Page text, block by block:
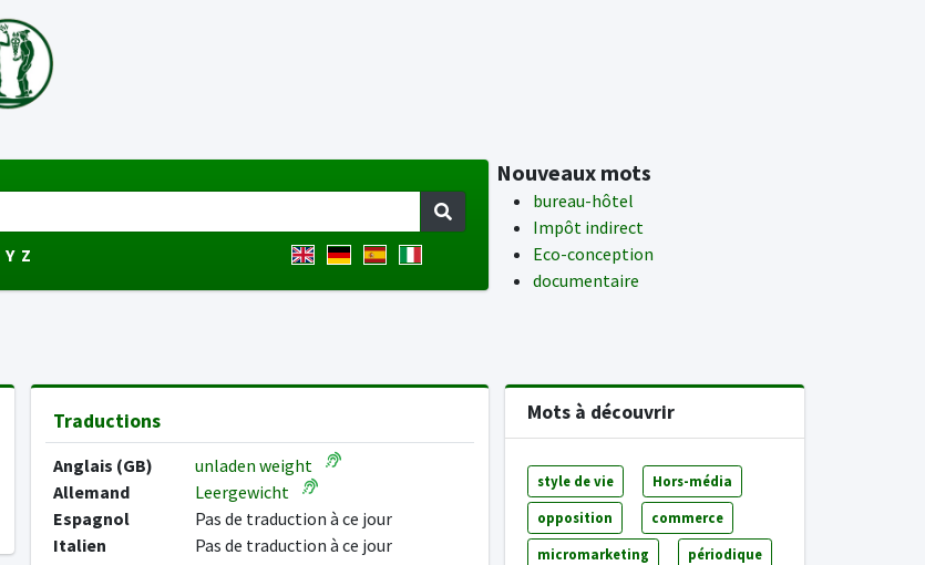
Y Z
Nouveaux mots
bureau-hôtel
Impôt indirect
Eco-conception
documentaire
Traductions
Anglais (GB)
unladen weight
Allemand
Leergewicht
Espagnol
Pas de traduction à ce jour
Italien
Pas de traduction à ce jour
Mots à découvrir
style de vie Hors-média
opposition commerce
micromarketing périodique